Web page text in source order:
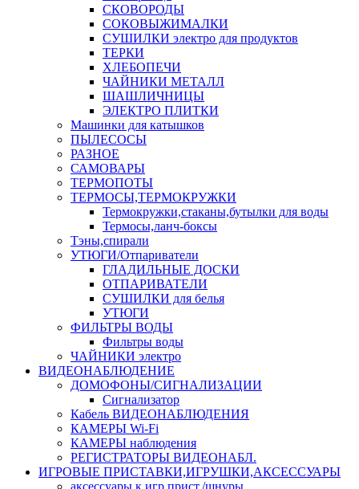
СКОВОРОДЫ
СОКОВЫЖИМАЛКИ
СУШИЛКИ электро для продуктов
ТЕРКИ
ХЛЕБОПЕЧИ
ЧАЙНИКИ МЕТАЛЛ
ШАШЛИЧНИЦЫ
ЭЛЕКТРО ПЛИТКИ
Машинки для катышков
ПЫЛЕСОСЫ
РАЗНОЕ
САМОВАРЫ
ТЕРМОПОТЫ
ТЕРМОСЫ,ТЕРМОКРУЖКИ
Термокружки,стаканы,бутылки для воды
Термосы,ланч-боксы
Тэны,спирали
УТЮГИ/Отпариватели
ГЛАДИЛЬНЫЕ ДОСКИ
ОТПАРИВАТЕЛИ
СУШИЛКИ для белья
УТЮГИ
ФИЛЬТРЫ ВОДЫ
Фильтры воды
ЧАЙНИКИ электро
ВИДЕОНАБЛЮДЕНИЕ
ДОМОФОНЫ/СИГНАЛИЗАЦИИ
Сигнализатор
Кабель ВИДЕОНАБЛЮДЕНИЯ
КАМЕРЫ Wi-Fi
КАМЕРЫ наблюдения
РЕГИСТРАТОРЫ ВИДЕОНАБЛ.
ИГРОВЫЕ ПРИСТАВКИ,ИГРУШКИ,АКСЕССУАРЫ
аксесcуары к игр.прист./шнуры